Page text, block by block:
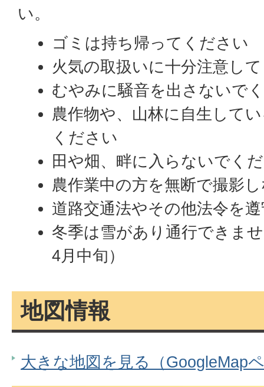
い。
ゴミは持ち帰ってください
火気の取扱いに十分注意し
むやみに騒音を出さないで
農作物や、山林に自生して
ください
田や畑、畔に入らないでく
農作業中の方を無断で撮影
道路交通法やその他法令を
冬季は雪があり通行できま
4月中旬）
地図情報
大きな地図を見る（GoogleMap